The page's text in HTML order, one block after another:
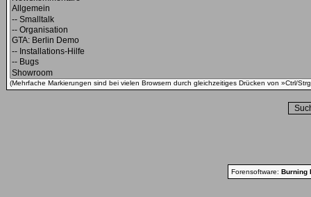
(Mehrfache Markierungen sind bei vielen Browsern durch gleichzeitiges Drücken von »Ctrl/
Forensoftware: Burning